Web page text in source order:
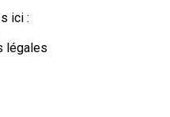
ici :
légales